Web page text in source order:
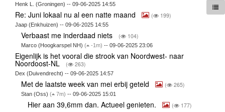
Henk L. (Groningen) -- 09-06-2025 14:55
Re: Juni lokaal nu al een natte maand ( 199)
Jaap (Enkhuizen) -- 09-06-2025 14:55
Verbaast me inderdaad niets ( 104)
Marco (Hoogkarspel NH)( -1m) -- 09-06-2025 23:06
Eigenlijk is het vooral die strook van Noordwest- naar
Noordoost-NL ( 263)
Dex (Duivendrecht) -- 09-06-2025 14:57
Met de laatste week van mei erbij geteld ( 265)
Stan (Oss)( 7m) -- 09-06-2025 15:01
Hier aan 39,6mm dan. Actueel genieten. ( 177)